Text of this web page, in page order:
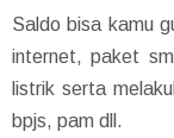
Saldo bisa kamu
internet, paket
listrik serta
bpjs, pam dll.